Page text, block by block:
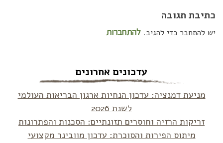
כתיבת תגובה
יש להתחבר כדי להגיב. להתחברות
עדכונים אחרונים
מניעת דמנציה: עדכון הנחיות ארגון הבריאות העולמי
לשנת 2026
זריקות הרזיה וחוסרים תזונתיים: הסכנות והפתרונות
מיתוס הפירות והסוכרת: עדכון מוובינר מקצועי